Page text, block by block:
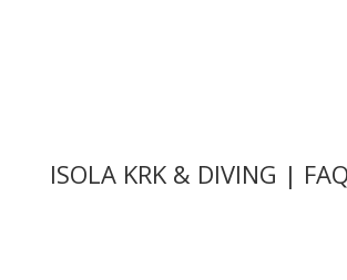
ISOLA KRK & DIVING | FAQ